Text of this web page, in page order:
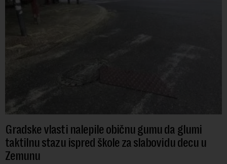
Gradske vlasti nalepile običnu gumu da glumi
taktilnu stazu ispred škole za slabovidu decu u
Zemunu